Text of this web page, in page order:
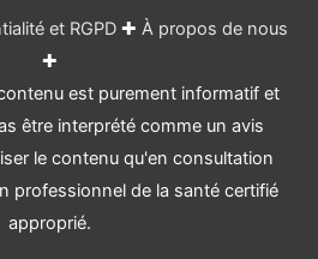
et RGPD✚ À propos de nous
✚
est purement informatif et
être interprété comme un avis
le contenu qu'en consultation
professionnel de la santé certifié
approprié.